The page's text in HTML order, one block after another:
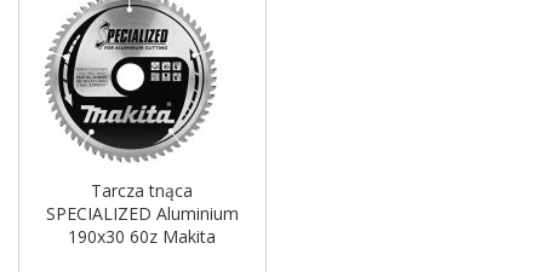
Tarcza tnąca
SPECIALIZED Aluminium
190x30 60z Makita